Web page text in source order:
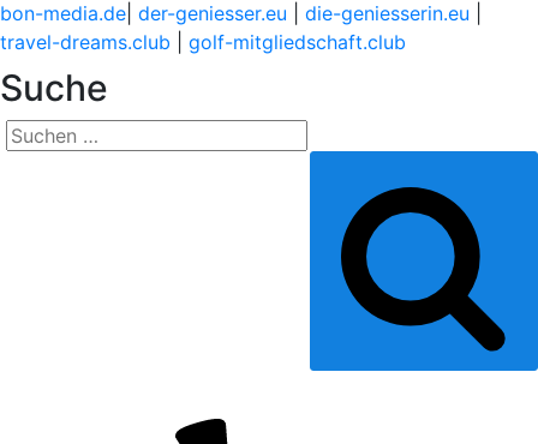
bon-media.de der-geniesser.eu die-geniesserin.eu
travel-dreams.club
golf-mitgliedschaft.club
Suche
Suchen